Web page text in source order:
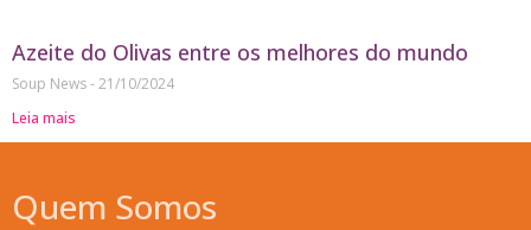
Azeite do Olivas entre os melhores do mundo
Soup News 21/10/2024
Leia mais
Quem Somos